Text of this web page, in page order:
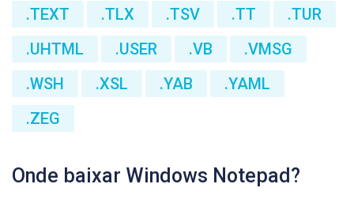
.TEXT
.TLX .TSV .TT
.TUR
.UHTML
.USER .VB
.VMSG
.WSH
.XSL .YAB
.YAML
.ZEG
Onde baixar Windows Notepad?